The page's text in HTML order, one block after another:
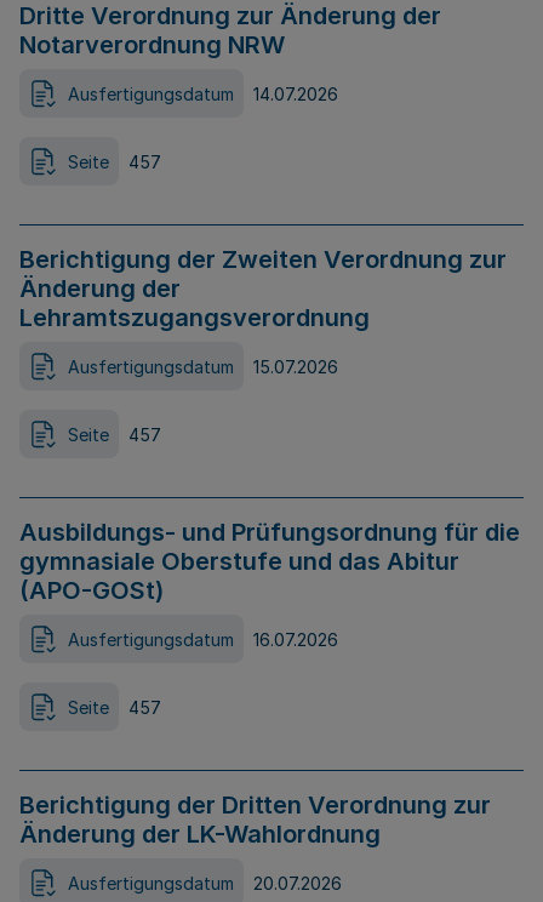
Dritte Verordnung zur Änderung der
Notarverordnung NRW
Ausfertigungsdatum 14.07.2026
Seite 457
Berichtigung der Zweiten Verordnung zur
Änderung der
Lehramtszugangsverordnung
Ausfertigungsdatum 15.07.2026
Seite 457
Ausbildungs- und Prüfungsordnung für die
gymnasiale Oberstufe und das Abitur
(APO-GOSt)
Ausfertigungsdatum 16.07.2026
Seite 457
Berichtigung der Dritten Verordnung zur
Änderung der LK-Wahlordnung
Ausfertigungsdatum 20.07.2026